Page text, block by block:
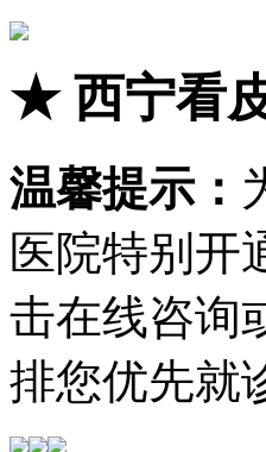
★西宁看
温馨提示：
医院特别开
击在线咨询
排您优先就